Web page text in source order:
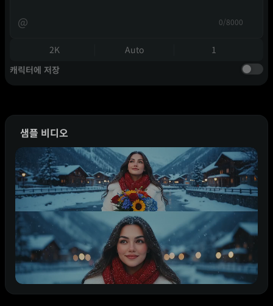
@ 0/8000
2K Auto
1
캐릭터에 저장
샘플 비디오